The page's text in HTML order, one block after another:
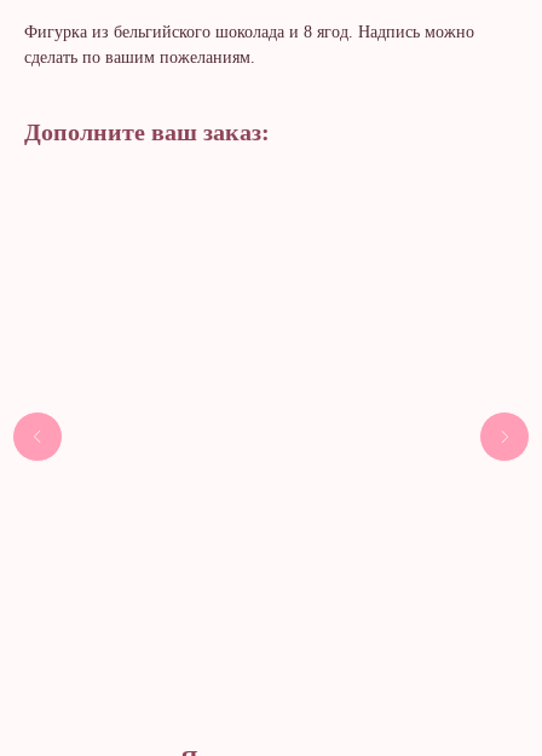
Фигурка из бельгийского шоколада и 8 ягод. Надпись можно
сделать по вашим пожеланиям.
Дополните ваш заказ: